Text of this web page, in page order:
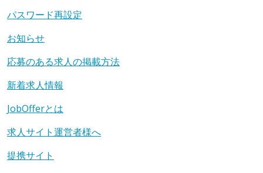
パスワード再設定
お知らせ
応募のある求人の掲載方法
新着求人情報
JobOfferとは
求人サイト運営者様へ
提携サイト